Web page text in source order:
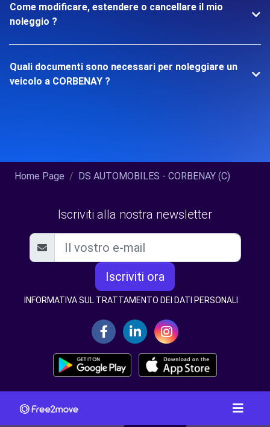
Come modificare, estendere o cancellare il mio
noleggio ?
Quali documenti sono necessari per noleggiare un
veicolo a CORBENAY ?
Home Page DS AUTOMOBILES - CORBENAY (C)
Iscriviti alla nostra newsletter
Iscriviti ora
INFORMATIVA SUL TRATTAMENTO DEI DATI PERSONALI